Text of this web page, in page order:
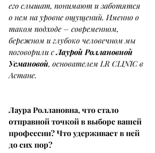
его слышат, понимают и заботятся
о нем на уровне ощущений. Именно о
таком подходе – современном,
бережном и глубоко человечном мы
поговорили с Лаурой Роллановной
Усмановой, основателем LR CLINIC в
Астане.
Лаура Роллановна, что стало
отправной точкой в выборе вашей
профессии? Что удерживает в ней
до сих пор?